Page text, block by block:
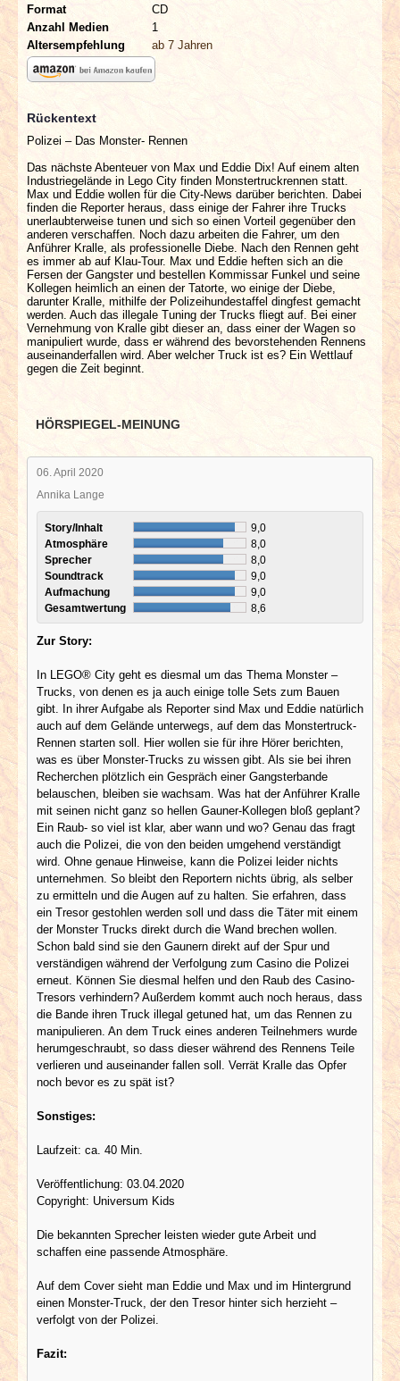
Format
CD
Anzahl Medien
1
Altersempfehlung
ab 7 Jahren
Rückentext
Polizei – Das Monster- Rennen
Das nächste Abenteuer von Max und Eddie Dix! Auf einem alten
Industriegelände in Lego City finden Monstertruckrennen statt.
Max und Eddie wollen für die City-News darüber berichten. Dabei
finden die Reporter heraus, dass einige der Fahrer ihre Trucks
unerlaubterweise tunen und sich so einen Vorteil gegenüber den
anderen verschaffen. Noch dazu arbeiten die Fahrer, um den
Anführer Kralle, als professionelle Diebe. Nach den Rennen geht
es immer ab auf Klau-Tour. Max und Eddie heften sich an die
Fersen der Gangster und bestellen Kommissar Funkel und seine
Kollegen heimlich an einen der Tatorte, wo einige der Diebe,
darunter Kralle, mithilfe der Polizeihundestaffel dingfest gemacht
werden. Auch das illegale Tuning der Trucks fliegt auf. Bei einer
Vernehmung von Kralle gibt dieser an, dass einer der Wagen so
manipuliert wurde, dass er während des bevorstehenden Rennens
auseinanderfallen wird. Aber welcher Truck ist es? Ein Wettlauf
gegen die Zeit beginnt.
HÖRSPIEGEL-MEINUNG
06. April 2020
Annika Lange
Story/Inhalt
9,0
Atmosphäre
8,0
Sprecher
8,0
Soundtrack
9,0
Aufmachung
9,0
Gesamtwertung
8,6
Zur Story:
In LEGO® City geht es diesmal um das Thema Monster –
Trucks, von denen es ja auch einige tolle Sets zum Bauen
gibt. In ihrer Aufgabe als Reporter sind Max und Eddie natürlich
auch auf dem Gelände unterwegs, auf dem das Monstertruck-
Rennen starten soll. Hier wollen sie für ihre Hörer berichten,
was es über Monster-Trucks zu wissen gibt. Als sie bei ihren
Recherchen plötzlich ein Gespräch einer Gangsterbande
belauschen, bleiben sie wachsam. Was hat der Anführer Kralle
mit seinen nicht ganz so hellen Gauner-Kollegen bloß geplant?
Ein Raub- so viel ist klar, aber wann und wo? Genau das fragt
auch die Polizei, die von den beiden umgehend verständigt
wird. Ohne genaue Hinweise, kann die Polizei leider nichts
unternehmen. So bleibt den Reportern nichts übrig, als selber
zu ermitteln und die Augen auf zu halten. Sie erfahren, dass
ein Tresor gestohlen werden soll und dass die Täter mit einem
der Monster Trucks direkt durch die Wand brechen wollen.
Schon bald sind sie den Gaunern direkt auf der Spur und
verständigen während der Verfolgung zum Casino die Polizei
erneut. Können Sie diesmal helfen und den Raub des Casino-
Tresors verhindern? Außerdem kommt auch noch heraus, dass
die Bande ihren Truck illegal getuned hat, um das Rennen zu
manipulieren. An dem Truck eines anderen Teilnehmers wurde
herumgeschraubt, so dass dieser während des Rennens Teile
verlieren und auseinander fallen soll. Verrät Kralle das Opfer
noch bevor es zu spät ist?
Sonstiges:
Laufzeit: ca. 40 Min.
Veröffentlichung: 03.04.2020
Copyright: Universum Kids
Die bekannten Sprecher leisten wieder gute Arbeit und
schaffen eine passende Atmosphäre.
Auf dem Cover sieht man Eddie und Max und im Hintergrund
einen Monster-Truck, der den Tresor hinter sich herzieht –
verfolgt von der Polizei.
Fazit: